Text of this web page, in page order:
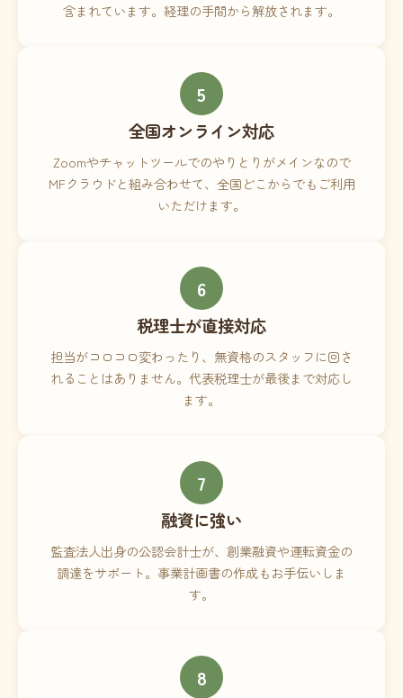
含まれています。経理の手間から解放されます。
5
全国オンライン対応
Zoomやチャットツールでのやりとりがメインなので
MFクラウドと組み合わせて、全国どこからでもご利用
いただけます。
6
税理士が直接対応
担当がコロコロ変わったり、無資格のスタッフに回さ
れることはありません。代表税理士が最後まで対応し
ます。
7
融資に強い
監査法人出身の公認会計士が、創業融資や運転資金の
調達をサポート。事業計画書の作成もお手伝いしま
す。
8